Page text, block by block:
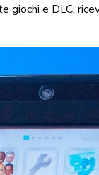
giochi e DLC,